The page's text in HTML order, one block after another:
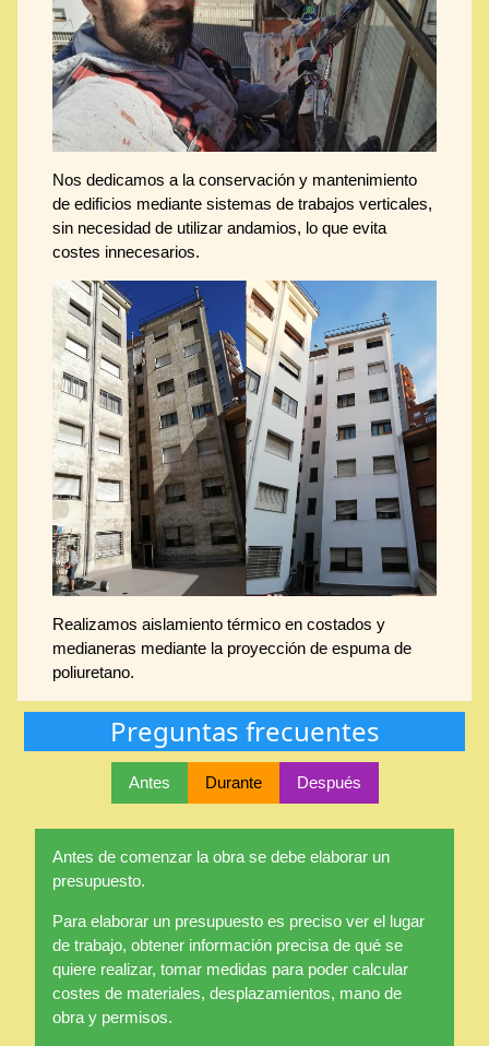
Nos dedicamos a la conservación y mantenimiento
de edificios mediante sistemas de trabajos verticales,
sin necesidad de utilizar andamios, lo que evita
costes innecesarios.
Realizamos aislamiento térmico en costados y
medianeras mediante la proyección de espuma de
poliuretano.
Preguntas frecuentes
Antes Durante Después
Antes de comenzar la obra se debe elaborar un
presupuesto.
Para elaborar un presupuesto es preciso ver el lugar
de trabajo, obtener información precisa de qué se
quiere realizar, tomar medidas para poder calcular
costes de materiales, desplazamientos, mano de
obra y permisos.